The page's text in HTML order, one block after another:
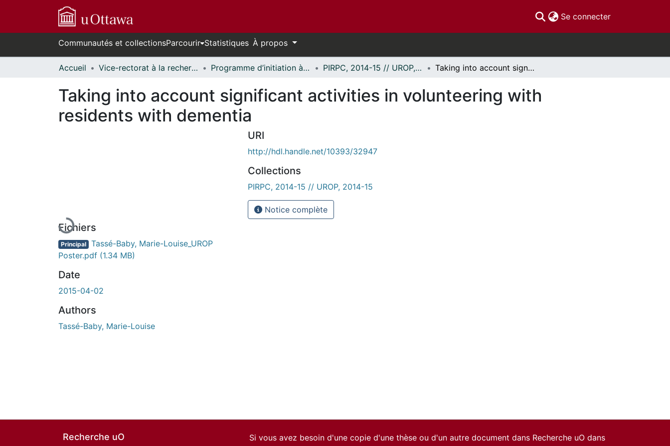
Se connecter(current)
Communautés et collectionsParcourir Statistiques À propos
Accueil Vice-rectorat à la recherche // Office of the V-P, Research Programme d’initiation à la recherche au premier cycle (PIRPC) // Undergraduate Research Opportunity Program (UROP) PIRPC, 2014-15 // UROP, 2014-15 Taking into account significant activities in volunteering with residents with dementia
Taking into account significant activities in volunteering with
residents with dementia
Fichiers
Principal Tassé-Baby, Marie-Louise_UROP
Poster.pdf (1.34 MB)
Date
2015-04-02
Authors
Tassé-Baby, Marie-Louise
URI
http://hdl.handle.net/10393/32947
Collections
PIRPC, 2014-15 // UROP, 2014-15
Notice complète
Recherche uO
Si vous avez besoin d'une copie d'une thèse ou d'un autre document dans Recherche uO dans